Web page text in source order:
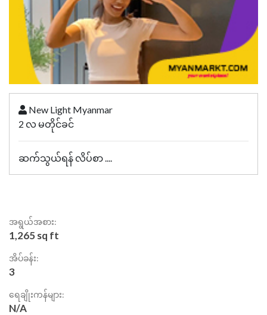
New Light Myanmar
2 လ မတိုင်ခင်
ဆက်သွယ်ရန် လိပ်စာ ....
အရွယ်အစား:
1,265 sq ft
အိပ်ခန်း:
3
ရေချိုးကန်များ:
N/A